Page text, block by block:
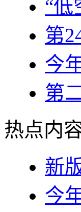
“低
第
今
第
热点内
新
今